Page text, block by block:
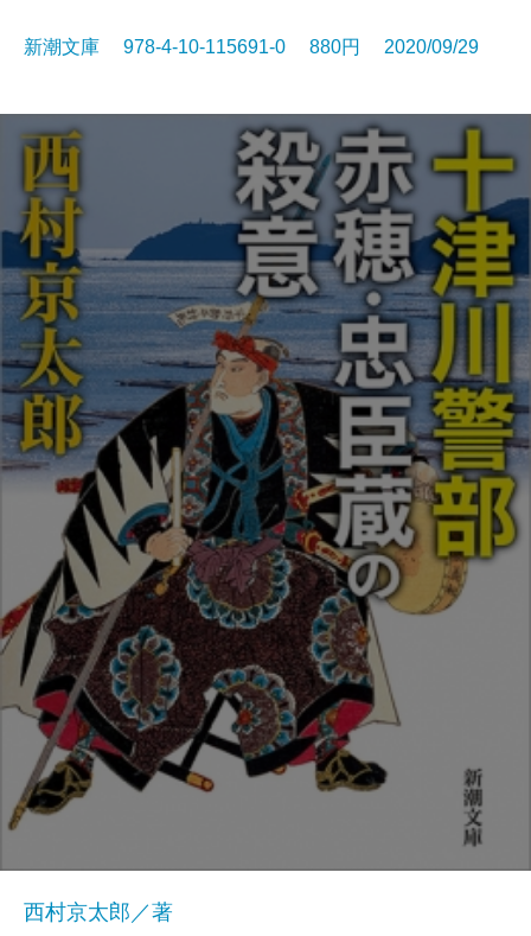
新潮文庫 978-4-10-115691-0 880円 2020/09/29
西村京太郎／著